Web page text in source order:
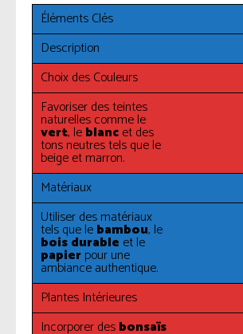
Éléments Clés
Description
Choix des Couleurs
Favoriser des teintes
naturelles comme le
vert, leblancet des
tons neutres tels que le
beige et marron.
Matériaux
Utiliser des matériaux
tels que lebambou, le
bois durable et le
papierpour une
ambiance authentique.
Plantes Intérieures
Incorporer desbonsaïs